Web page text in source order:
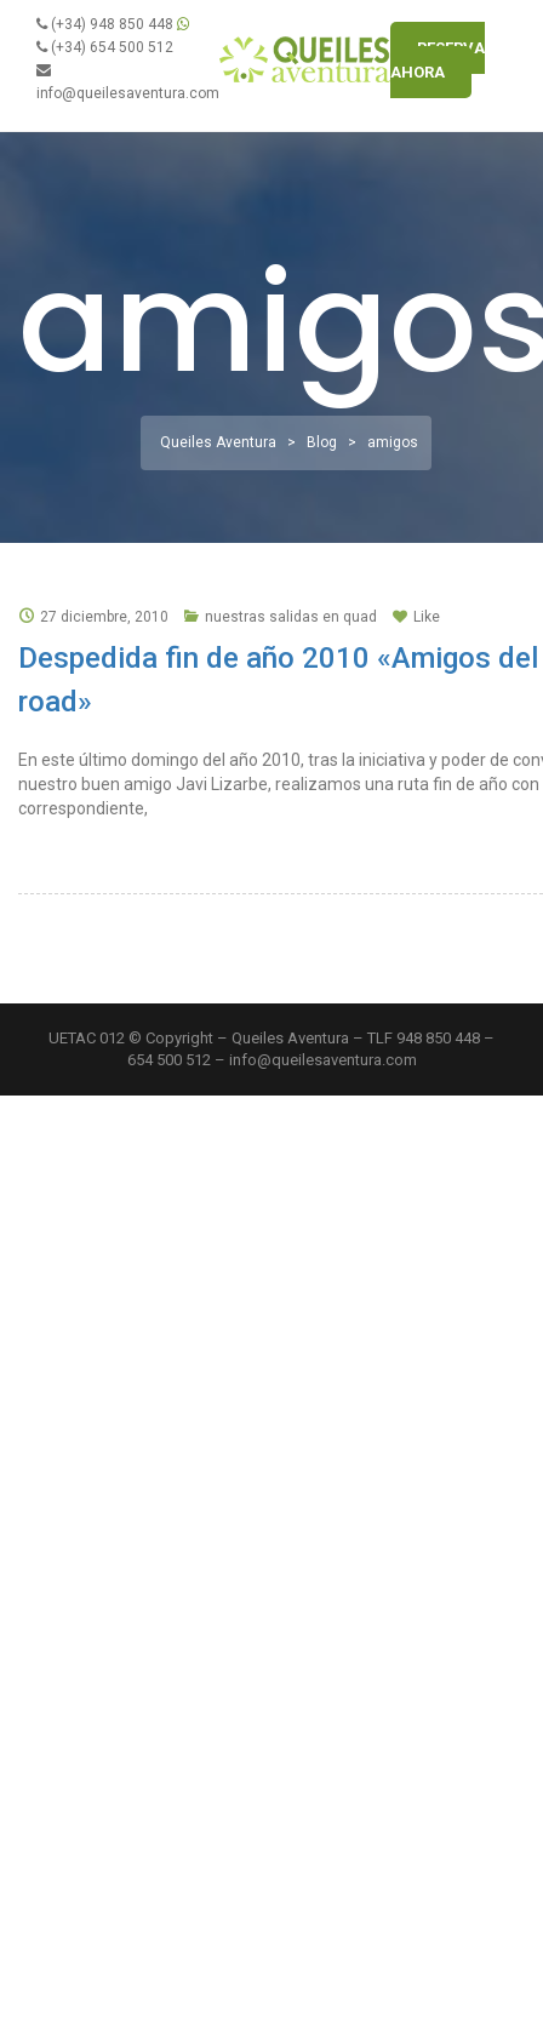
(+34) 948 850 448
(+34) 654 500 512
info@queilesaventura.com
RESERVA
AHORA
Queiles Aventura > Blog > amigos
27 diciembre, 2010 nuestras salidas en quad Like
Despedida fin de año 2010 «Amigos
road»
En este último domingo del año 2010, tras la iniciativa y poder de
nuestro buen amigo Javi Lizarbe, realizamos una ruta fin de año
correspondiente,
UETAC 012 © Copyright – Queiles Aventura – TLF 948 850 448 –
654 500 512 – info@queilesaventura.com